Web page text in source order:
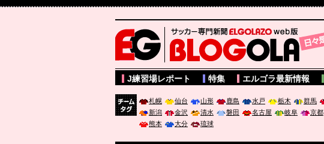
サッカー専門新聞ELGOLAZO web版 BLOGOLA
J練習場レポート 特集 エルゴラ最新情報
札幌 仙台 山形 鹿島 水戸 栃木 群馬
新潟
金沢 清水 磐田 名古屋 岐阜 京都
熊本
大分 琉球